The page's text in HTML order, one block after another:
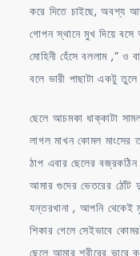
করে দিতে চাইছে, অবশ্য
গোপন স্থানে মুখ দিয়ে
মোহিনী হেঁসে বললাম ,” ও
বলে ভারী পাছাটা একটু
ছেলে আচমকা ধাক্কাটা
লাগল মাখন কোমল মাংসের
ঠাপ এবার ছেলের
আমার গুদের ভেতরের ঠোঁট
যন্তরখানা , আপনি থেকেই
শিকার গেলে সেইভাবে
ছেলে আমার শরীরের ভারে